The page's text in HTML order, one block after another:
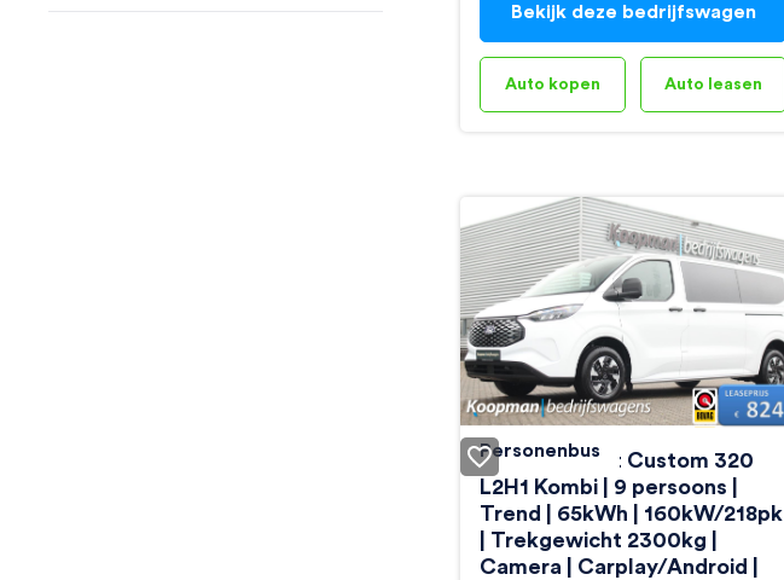
Bekijk deze bedrijfswagen
Auto kopen Auto leasen
Personenbus
Ford E-Transit Custom 320
L2H1 Kombi | 9 persoons |
Trend | 65kWh | 160kW/218pk
| Trekgewicht 2300kg |
Camera | Carplay/Android |